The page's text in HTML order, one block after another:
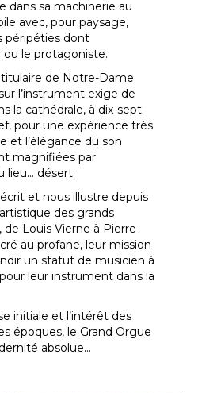
dans sa machinerie au
avec, pour paysage,
péripéties dont
le protagoniste.
titulaire de Notre-Dame
l’instrument exige de
la cathédrale, à dix-sept
pour une expérience très
et l’élégance du son
magnifiées par
lieu... désert.
et nous illustre depuis
des grands
Louis Vierne à Pierre
au profane, leur mission
un statut de musicien à
leur instrument dans la
initiale et l’intérêt des
époques, le Grand Orgue
absolue...